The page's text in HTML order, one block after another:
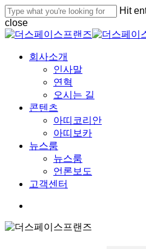
Skip
to
main
content
Hit
close
Close
Menu
회사소개
인사말
연혁
오시는 길
콘텐츠
아띠코리안
아띠보카
뉴스룸
뉴스룸
언론보도
고객센터